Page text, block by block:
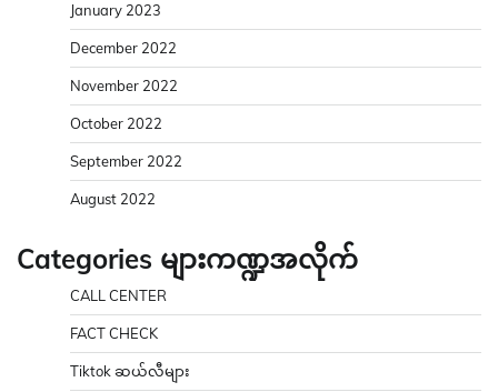
January 2023
December 2022
November 2022
October 2022
September 2022
August 2022
Categories များကဏ္ဍအလိုက်
CALL CENTER
FACT CHECK
Tiktok ဆယ်လီများ